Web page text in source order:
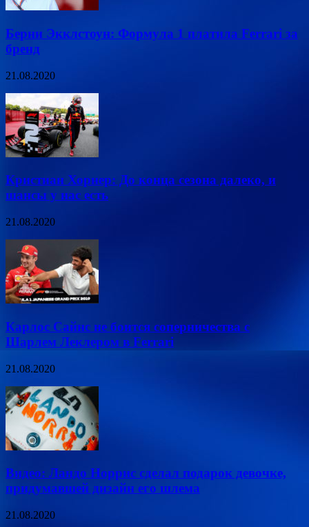
Берни Экклстоун: Формула 1 платила Ferrari за
бренд
21.08.2020
Кристиан Хорнер: До конца сезона далеко, и
шансы у нас есть
21.08.2020
Карлос Сайнс не боится соперничества с
Шарлем Леклером в Ferrari
21.08.2020
Видео: Ландо Норрис сделал подарок девочке,
придумавшей дизайн его шлема
21.08.2020